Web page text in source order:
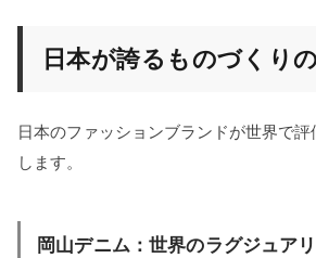
日本が誇るものづくり
日本のファッションブランドが世界で
します。
岡山デニム：世界のラグジュア